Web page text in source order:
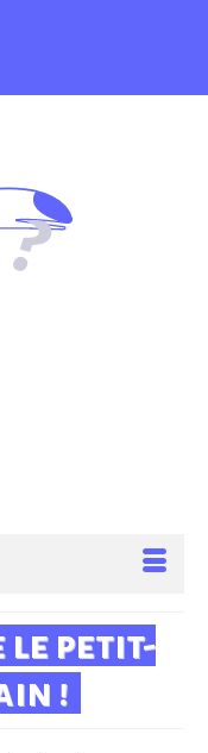
le petit-
!